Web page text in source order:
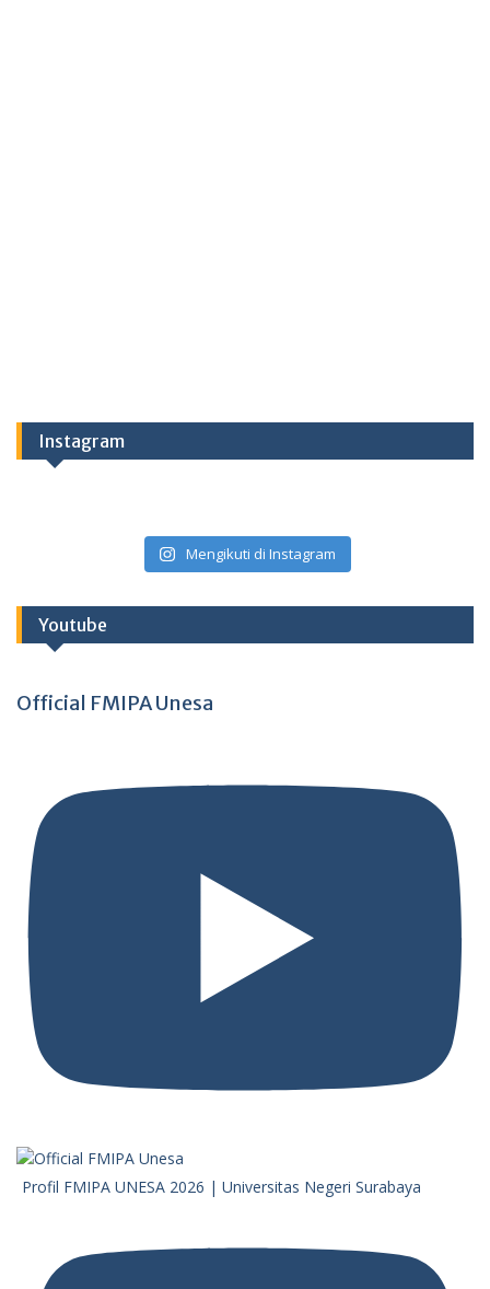
Instagram
Mengikuti di Instagram
Youtube
Official FMIPA Unesa
Profil FMIPA UNESA 2026 | Universitas Negeri Surabaya